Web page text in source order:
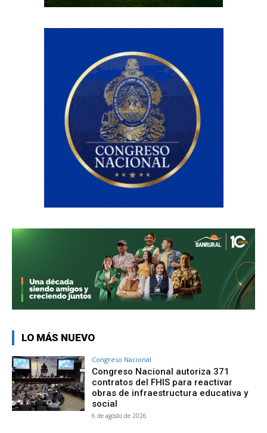
LO MÁS NUEVO
Congreso Nacional
Congreso Nacional autoriza 371
contratos del FHIS para reactivar
obras de infraestructura educativa y
social
6 de agosto de 2026